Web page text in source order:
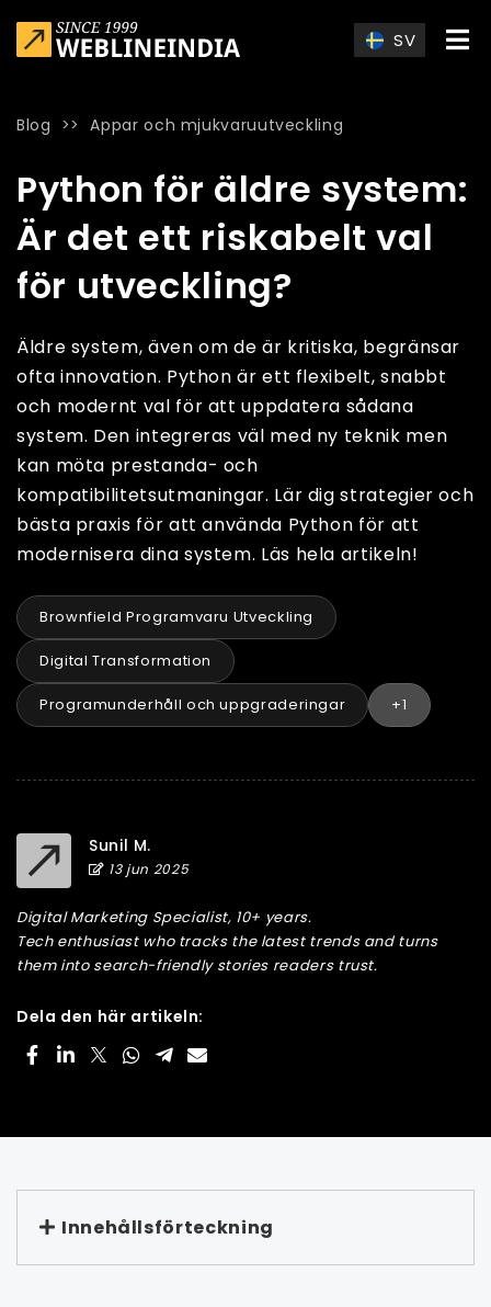
SV
Blog >>Appar och mjukvaruutveckling
Python för äldre system:
Är det ett riskabelt val
för utveckling?
Äldre system, även om de är kritiska, begränsar
ofta innovation. Python är ett flexibelt, snabbt
och modernt val för att uppdatera sådana
system. Den integreras väl med ny teknik men
kan möta prestanda- och
kompatibilitetsutmaningar. Lär dig strategier och
bästa praxis för att använda Python för att
modernisera dina system. Läs hela artikeln!
Brownfield Programvaru Utveckling
Digital Transformation
Programunderhåll och uppgraderingar +1
Sunil M.
13 jun 2025
Digital Marketing Specialist, 10+ years.
Tech enthusiast who tracks the latest trends and turns
them into search-friendly stories readers trust.
Dela den här artikeln:
Innehållsförteckning